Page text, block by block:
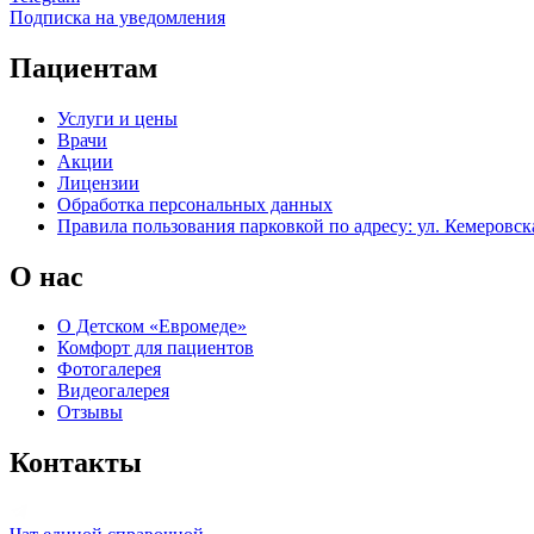
Подписка на уведомления
Пациентам
Услуги и цены
Врачи
Акции
Лицензии
Обработка персональных данных
Правила пользования парковкой по адресу: ул.
О нас
О Детском «Евромеде»
Комфорт для пациентов
Фотогалерея
Видеогалерея
Отзывы
Контакты